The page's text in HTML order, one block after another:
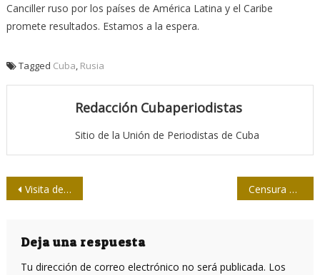
Canciller ruso por los países de América Latina y el Caribe
promete resultados. Estamos a la espera.
Tagged Cuba, Rusia
Redacción Cubaperiodistas
Sitio de la Unión de Periodistas de Cuba
Navegación
entradas
Visita de Lavrov a Venezuela precede su llegada a Cuba Censura Facebook artículo de Seymour Hersh sobre sabotaje al Nord Stream
Deja una respuesta
Tu dirección de correo electrónico no será publicada. Los